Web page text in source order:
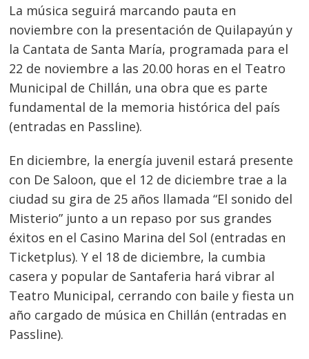
La música seguirá marcando pauta en
noviembre con la presentación de Quilapayún y
la Cantata de Santa María, programada para el
22 de noviembre a las 20.00 horas en el Teatro
Municipal de Chillán, una obra que es parte
fundamental de la memoria histórica del país
(entradas en Passline).
En diciembre, la energía juvenil estará presente
con De Saloon, que el 12 de diciembre trae a la
ciudad su gira de 25 años llamada “El sonido del
Misterio” junto a un repaso por sus grandes
éxitos en el Casino Marina del Sol (entradas en
Ticketplus). Y el 18 de diciembre, la cumbia
casera y popular de Santaferia hará vibrar al
Teatro Municipal, cerrando con baile y fiesta un
año cargado de música en Chillán (entradas en
Passline).
Navegación
de
entradas